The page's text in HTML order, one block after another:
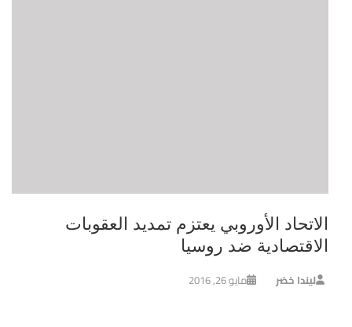
الاتحاد الأوروبي يعتزم تمديد العقوبات
الاقتصادية ضد روسيا
ليندا خضر مايو 26, 2016